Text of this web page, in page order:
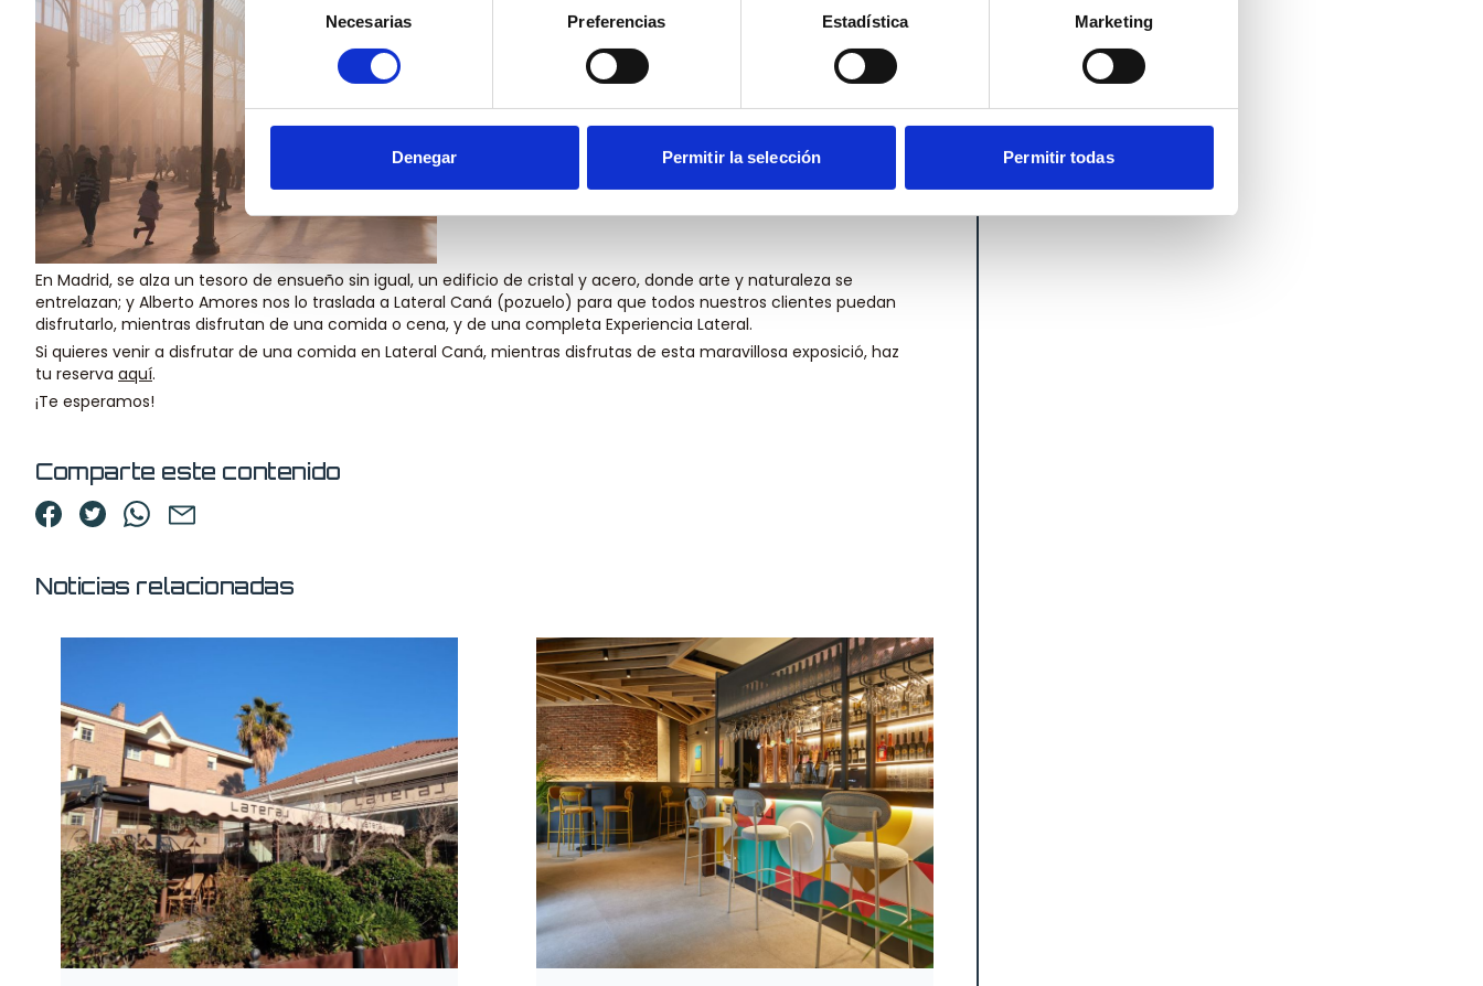
consentimiento
Necesarias Preferencias Estadística Marketing
Denegar Permitir la selección Permitir todas
En Madrid, se alza un tesoro de ensueño sin igual, un edificio de cristal y acero, donde arte y naturaleza se
entrelazan; y Alberto Amores nos lo traslada a Lateral Caná (pozuelo) para que todos nuestros clientes puedan
disfrutarlo, mientras disfrutan de una comida o cena, y de una completa Experiencia Lateral.
Si quieres venir a disfrutar de una comida en Lateral Caná, mientras disfrutas de esta maravillosa exposició, haz
tu reserva aquí.
¡Te esperamos!
Comparte este contenido
Noticias relacionadas